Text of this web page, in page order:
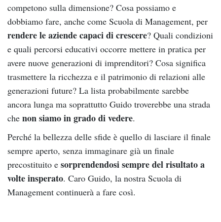
competono sulla dimensione? Cosa possiamo e
dobbiamo fare, anche come Scuola di Management, per
rendere le aziende capaci di crescere? Quali condizioni
e quali percorsi educativi occorre mettere in pratica per
avere nuove generazioni di imprenditori? Cosa significa
trasmettere la ricchezza e il patrimonio di relazioni alle
generazioni future? La lista probabilmente sarebbe
ancora lunga ma soprattutto Guido troverebbe una strada
che non siamo in grado di vedere.
Perché la bellezza delle sfide è quello di lasciare il finale
sempre aperto, senza immaginare già un finale
precostituito e sorprendendosi sempre del risultato a
volte insperato. Caro Guido, la nostra Scuola di
Management continuerà a fare così.